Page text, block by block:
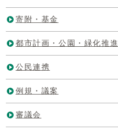
寄附・基金
都市計画・公園・緑化推進
公民連携
例規・議案
審議会